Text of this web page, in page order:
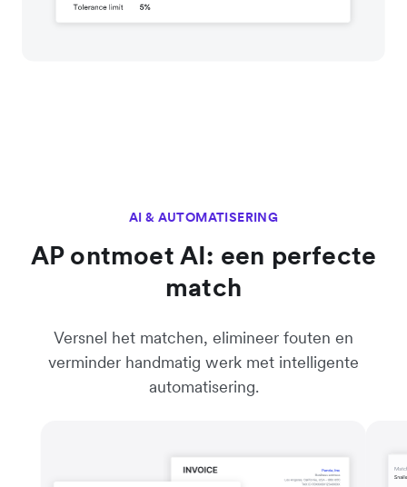
AI & AUTOMATISERING
AP ontmoet AI: een perfecte
match
Versnel het matchen, elimineer fouten en
verminder handmatig werk met intelligente
automatisering.